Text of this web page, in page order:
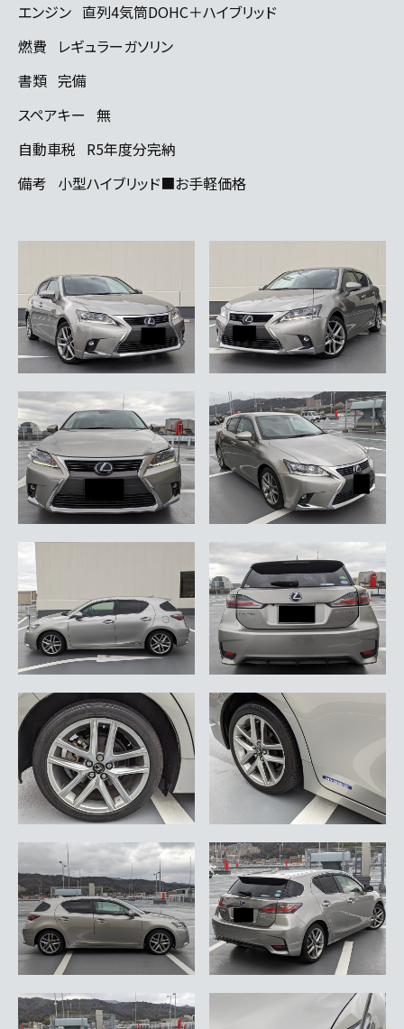
エンジン 直列4気筒DOHC＋ハイブリッド
燃費
レギュラーガソリン
書類 完備
スペアキー 無
自動車税 R5年度分完納
備考 小型ハイブリッド■お手軽価格